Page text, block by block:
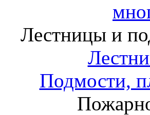
Лестницы и
Подмости,